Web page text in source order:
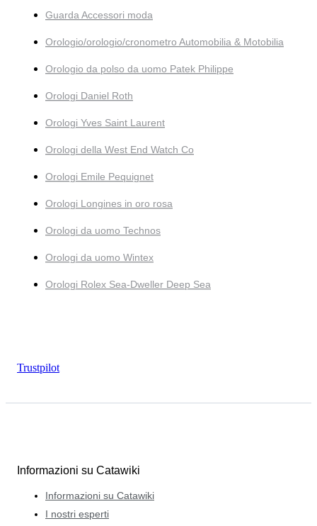
Guarda Accessori moda
Orologio/orologio/cronometro Automobilia & Motobilia
Orologio da polso da uomo Patek Philippe
Orologi Daniel Roth
Orologi Yves Saint Laurent
Orologi della West End Watch Co
Orologi Emile Pequignet
Orologi Longines in oro rosa
Orologi da uomo Technos
Orologi da uomo Wintex
Orologi Rolex Sea-Dweller Deep Sea
Trustpilot
Informazioni su Catawiki
Informazioni su Catawiki
I nostri esperti